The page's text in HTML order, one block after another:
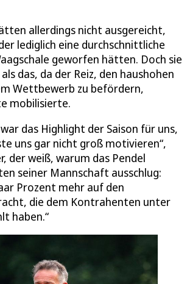
allerdings nicht ausgereicht,
lediglich eine durchschnittliche
geworfen hätten. Doch sie
das, da der Reiz, den haushohen
Wettbewerb zu befördern,
mobilisierte.
das Highlight der Saison für uns,
uns gar nicht groß motivieren“,
der weiß, warum das Pendel
seiner Mannschaft ausschlug:
Prozent mehr auf den
die dem Kontrahenten unter
haben.“